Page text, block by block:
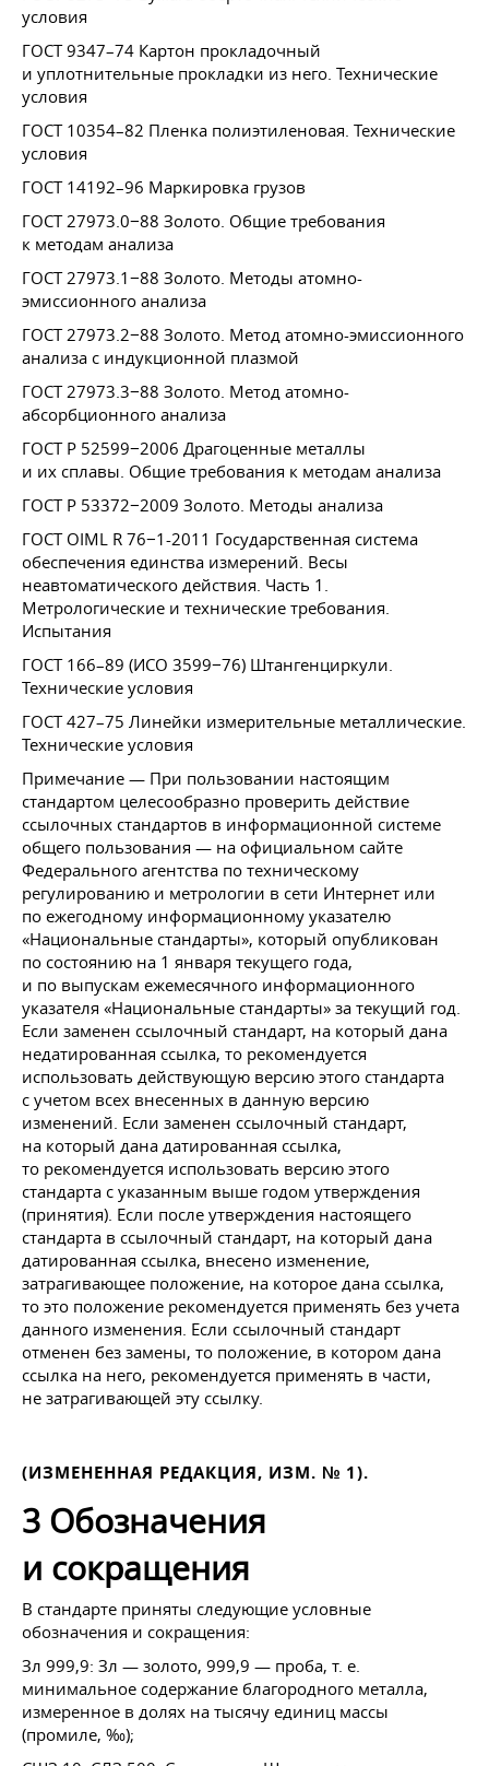
условия
ГОСТ 9347–74 Картон прокладочный
и уплотнительные прокладки из него. Технические
условия
ГОСТ 10354–82 Пленка полиэтиленовая. Технические
условия
ГОСТ 14192–96 Маркировка грузов
ГОСТ 27973.0−88 Золото. Общие требования
к методам анализа
ГОСТ 27973.1−88 Золото. Методы атомно-
эмиссионного анализа
ГОСТ 27973.2−88 Золото. Метод атомно-эмиссионного
анализа с индукционной плазмой
ГОСТ 27973.3−88 Золото. Метод атомно-
абсорбционного анализа
ГОСТ Р 52599−2006 Драгоценные металлы
и их сплавы. Общие требования к методам анализа
ГОСТ Р 53372−2009 Золото. Методы анализа
ГОСТ OIML R 76−1-2011 Государственная система
обеспечения единства измерений. Весы
неавтоматического действия. Часть 1.
Метрологические и технические требования.
Испытания
ГОСТ 166–89 (ИСО 3599−76) Штангенциркули.
Технические условия
ГОСТ 427–75 Линейки измерительные металлические.
Технические условия
Примечание — При пользовании настоящим
стандартом целесообразно проверить действие
ссылочных стандартов в информационной системе
общего пользования — на официальном сайте
Федерального агентства по техническому
регулированию и метрологии в сети Интернет или
по ежегодному информационному указателю
«Национальные стандарты», который опубликован
по состоянию на 1 января текущего года,
и по выпускам ежемесячного информационного
указателя «Национальные стандарты» за текущий год.
Если заменен ссылочный стандарт, на который дана
недатированная ссылка, то рекомендуется
использовать действующую версию этого стандарта
с учетом всех внесенных в данную версию
изменений. Если заменен ссылочный стандарт,
на который дана датированная ссылка,
то рекомендуется использовать версию этого
стандарта с указанным выше годом утверждения
(принятия). Если после утверждения настоящего
стандарта в ссылочный стандарт, на который дана
датированная ссылка, внесено изменение,
затрагивающее положение, на которое дана ссылка,
то это положение рекомендуется применять без учета
данного изменения. Если ссылочный стандарт
отменен без замены, то положение, в котором дана
ссылка на него, рекомендуется применять в части,
не затрагивающей эту ссылку.
(ИЗМЕНЕННАЯ РЕДАКЦИЯ, ИЗМ. № 1).
3 Обозначения
и сокращения
В стандарте приняты следующие условные
обозначения и сокращения:
Зл 999,9: Зл — золото, 999,9 — проба, т. е.
минимальное содержание благородного металла,
измеренное в долях на тысячу единиц массы
(промиле, ‰);